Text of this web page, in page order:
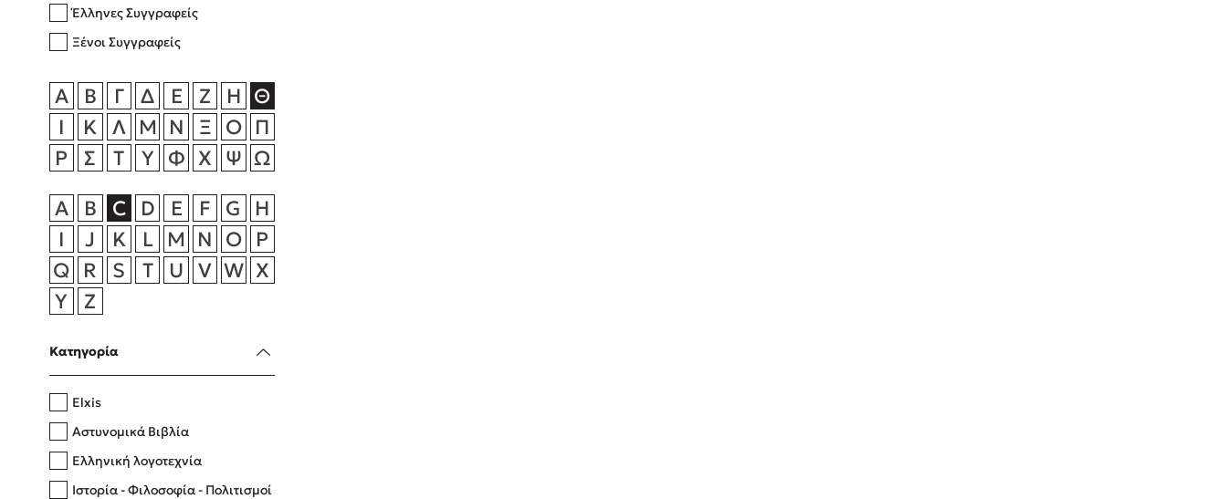
Playlist
Στέφανος Ξενάκης
Το λεξικό της ζωής σου
Κώστας Κρομμύδας
Το λιμάνι μου είσαι εσύ
Ένας γίγαντας στο σχολείο
Δανάη Δεληγεώργη
Έλληνες Συγγραφείς
Ξένοι Συγγραφείς
Α Β Γ Δ Ε Ζ Η Θ
Ι
Κ Λ Μ Ν Ξ Ο Π
Ρ
Σ Τ Υ Φ Χ Ψ Ω
A B C D E F G
H
I
J K L M N O
P
Q
R S T U V W X
Y
Z
Κατηγορία
Elxis
Αστυνομικά Βιβλία
Ελληνική λογοτεχνία
Ιστορία - Φιλοσοφία - Πολιτισμοί